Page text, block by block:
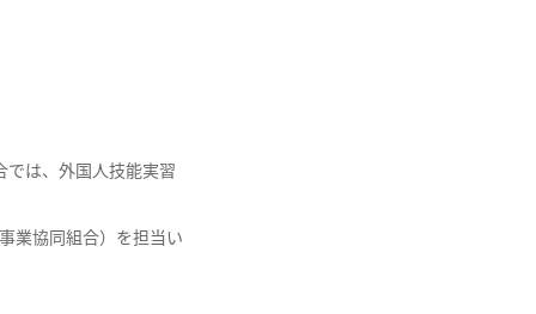
は、外国人技能実習
業協同組合）を担当い